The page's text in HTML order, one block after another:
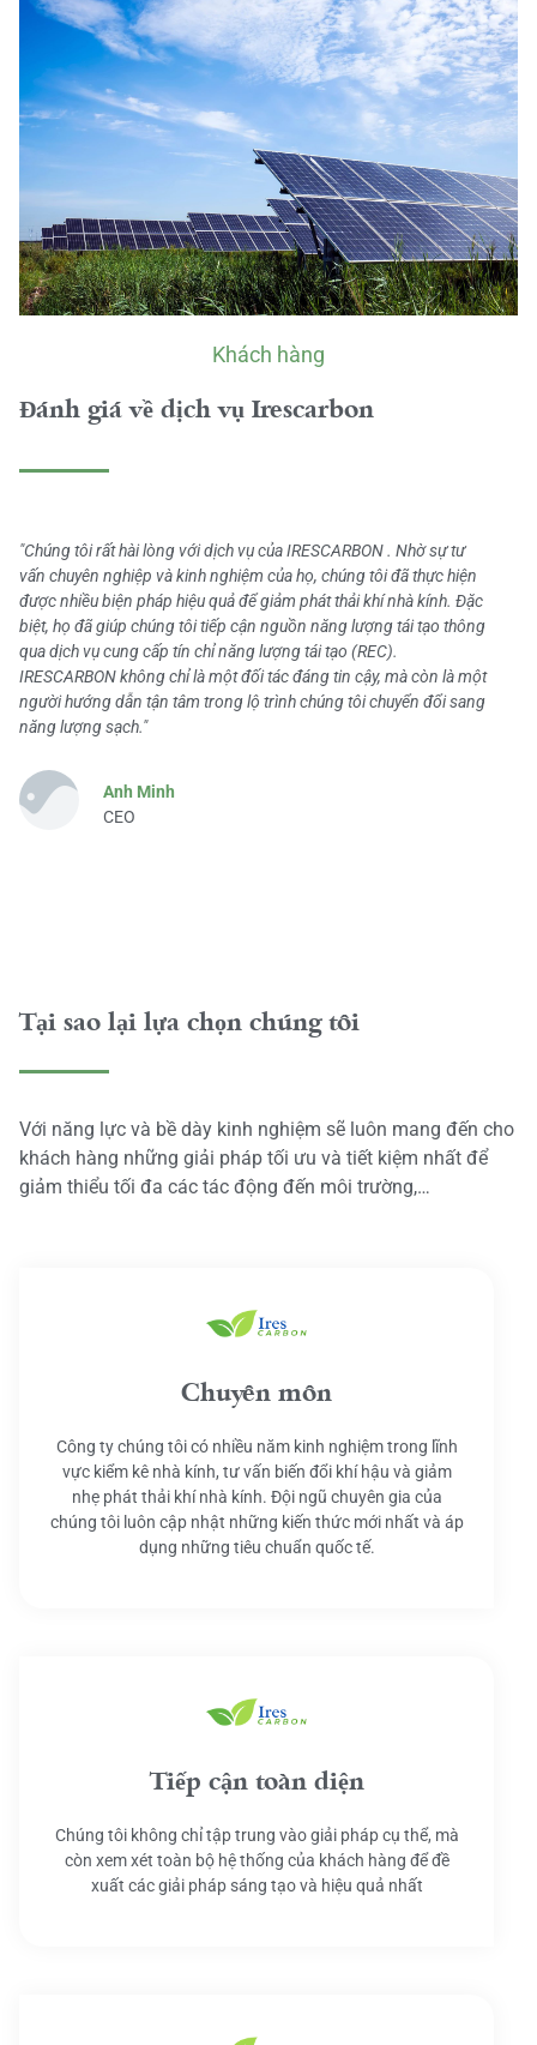
Khách hàng
Đánh giá về dịch vụ Irescarbon
"Chúng tôi rất hài lòng với dịch vụ của IRESCARBON . Nhờ sự tư
vấn chuyên nghiệp và kinh nghiệm của họ, chúng tôi đã thực hiện
được nhiều biện pháp hiệu quả để giảm phát thải khí nhà kính. Đặc
biệt, họ đã giúp chúng tôi tiếp cận nguồn năng lượng tái tạo thông
qua dịch vụ cung cấp tín chỉ năng lượng tái tạo (REC).
IRESCARBON không chỉ là một đối tác đáng tin cậy, mà còn là một
người hướng dẫn tận tâm trong lộ trình chúng tôi chuyển đổi sang
năng lượng sạch."
Anh Minh
CEO
Tại sao lại lựa chọn chúng tôi
Với năng lực và bề dày kinh nghiệm sẽ luôn mang đến cho
khách hàng những giải pháp tối ưu và tiết kiệm nhất để
giảm thiểu tối đa các tác động đến môi trường,…
Chuyên môn
Công ty chúng tôi có nhiều năm kinh nghiệm trong lĩnh
vực kiểm kê nhà kính, tư vấn biến đổi khí hậu và giảm
nhẹ phát thải khí nhà kính. Đội ngũ chuyên gia của
chúng tôi luôn cập nhật những kiến thức mới nhất và áp
dụng những tiêu chuẩn quốc tế.
Tiếp cận toàn diện
Chúng tôi không chỉ tập trung vào giải pháp cụ thể, mà
còn xem xét toàn bộ hệ thống của khách hàng để đề
xuất các giải pháp sáng tạo và hiệu quả nhất